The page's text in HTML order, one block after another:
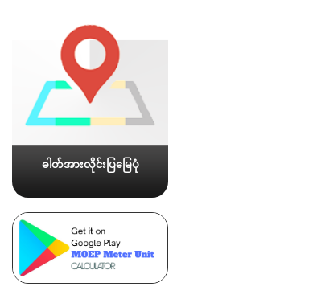
ဓါတ်အားလိုင်းပြမြေပုံ